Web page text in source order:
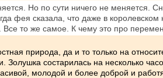
Но по сути ничего не меняется.
фея сказала, что даже в
Все то же самое. К чему это про
природа, да и то только на
Золушка состарилась на несколько
молодой и более доброй и